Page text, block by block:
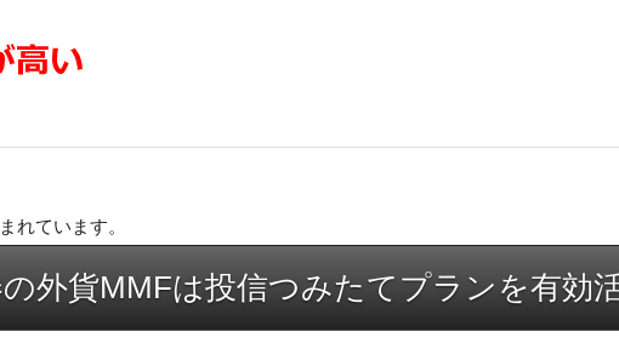
れています。
外貨MMFは投信つみたてプランを有効